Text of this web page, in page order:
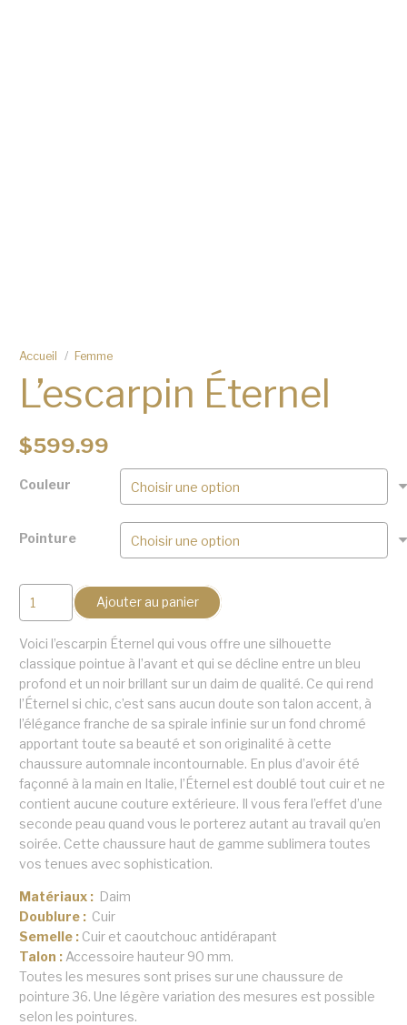
Accueil / Femme
L’escarpin Éternel
$599.99
Couleur
Pointure
de
Éternel
Ajouter au panier
Voici l’escarpin Éternel qui vous offre une silhouette
classique pointue à l’avant et qui se décline entre un bleu
profond et un noir brillant sur un daim de qualité. Ce qui rend
l’Éternel si chic, c’est sans aucun doute son talon accent, à
l’élégance franche de sa spirale infinie sur un fond chromé
apportant toute sa beauté et son originalité à cette
chaussure automnale incontournable. En plus d’avoir été
façonné à la main en Italie, l’Éternel est doublé tout cuir et ne
contient aucune couture extérieure. Il vous fera l’effet d’une
seconde peau quand vous le porterez autant au travail qu’en
soirée. Cette chaussure haut de gamme sublimera toutes
vos tenues avec sophistication.
Matériaux : Daim
Doublure : Cuir
Semelle : Cuir et caoutchouc antidérapant
Talon : Accessoire hauteur 90 mm.
Toutes les mesures sont prises sur une chaussure de
pointure 36. Une légère variation des mesures est possible
selon les pointures.